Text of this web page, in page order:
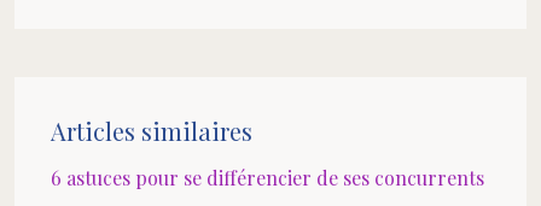
Articles similaires
6 astuces pour se différencier de ses concurrents